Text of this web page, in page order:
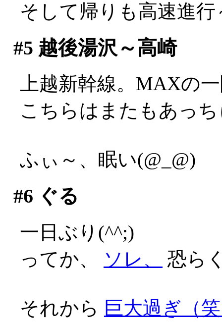
そして帰りも高速進行
#5 越後湯沢～高崎
上越新幹線。MAXの
こちらはまたもあっ
ふぃ～、眠い(@_@)
#6 ぐる
一日ぶり(^^;)
ってか、
ソレ、 恐ら
それから 巨大過ぎ（